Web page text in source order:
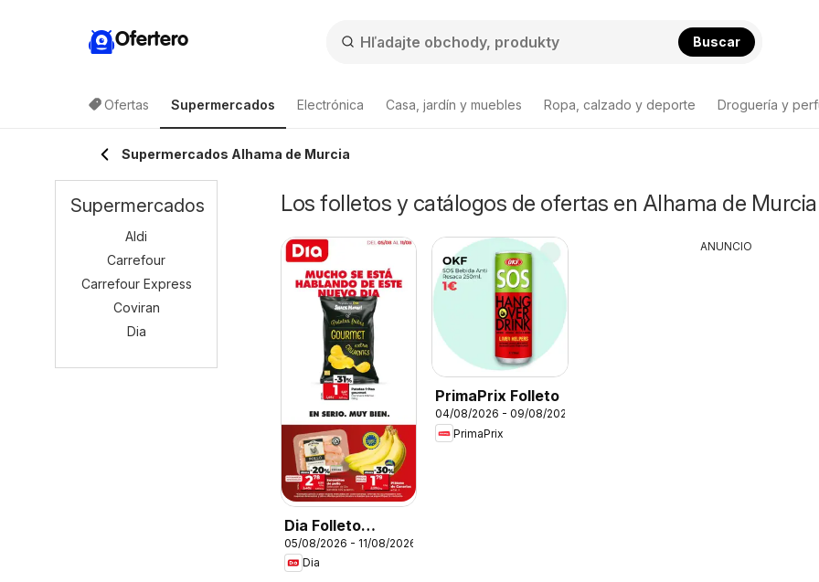
Ofertero Buscar
Ofertas Supermercados Electrónica Casa, jardín y muebles Ropa, calzado y deporte Droguería y
Supermercados Alhama de Murcia
Los folletos y catálogos de ofertas en Alhama de Murcia
Dia Folleto
Market
05/08/2026 - 11/08/2026
Dia
PrimaPrix Folleto
04/08/2026 - 09/08/2026
PrimaPrix
ANUNCIO
Supermercados
Aldi
Carrefour
Carrefour Express
Coviran
Dia